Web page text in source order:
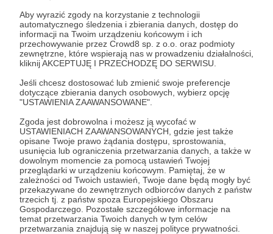
Aby wyrazić zgody na korzystanie z technologii
automatycznego śledzenia i zbierania danych, dostęp do
informacji na Twoim urządzeniu końcowym i ich
przechowywanie przez Crowd8 sp. z o.o. oraz podmioty
zewnętrzne, które wspierają nas w prowadzeniu działalności,
kliknij AKCEPTUJĘ I PRZECHODZĘ DO SERWISU.
Jeśli chcesz dostosować lub zmienić swoje preferencje
dotyczące zbierania danych osobowych, wybierz opcję
"USTAWIENIA ZAAWANSOWANE".
Zgoda jest dobrowolna i możesz ją wycofać w
USTAWIENIACH ZAAWANSOWANYCH, gdzie jest także
opisane Twoje prawo żądania dostępu, sprostowania,
usunięcia lub ograniczenia przetwarzania danych, a także w
dowolnym momencie za pomocą ustawień Twojej
przeglądarki w urządzeniu końcowym. Pamiętaj, że w
zależności od Twoich ustawień, Twoje dane będą mogły być
przekazywane do zewnętrznych odbiorców danych z państw
trzecich tj. z państw spoza Europejskiego Obszaru
Gospodarczego. Pozostałe szczegółowe informacje na
temat przetwarzania Twoich danych w tym celów
przetwarzania znajdują się w naszej polityce prywatności.
253. Dobro #44: WTS! PIY! Vol. 5
Wydrukuj To Sam! Print It Yourself! Ilustracje w jakości do
druku. Dla Patronów 13+.
the tick kleszcz rise of the tmnt +5
Promowani autorzy
Dariusz Rosiak
6534 patronów 111260 zł miesięcznie